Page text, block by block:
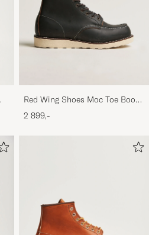
Red Wing Shoes Moc Toe Boot
Black Prairie
2 899,-